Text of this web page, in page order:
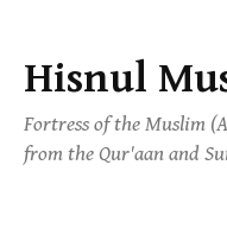
Skip
content
Hisnul
Fortress of the Muslim
from the Qur'aan and